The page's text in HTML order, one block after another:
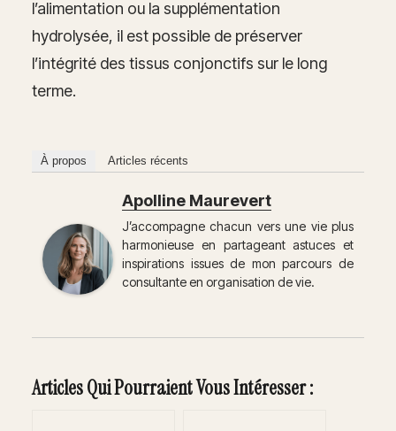
l’alimentation ou la supplémentation
hydrolysée, il est possible de préserver
l’intégrité des tissus conjonctifs sur le long
terme.
À propos Articles récents
Apolline Maurevert
J’accompagne chacun vers une vie plus
harmonieuse en partageant astuces et
inspirations issues de mon parcours de
consultante en organisation de vie.
Articles Qui Pourraient Vous Intéresser :